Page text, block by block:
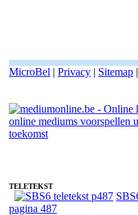
MicroBel | Privacy | Sitemap |
TELETEKST
pagina 487